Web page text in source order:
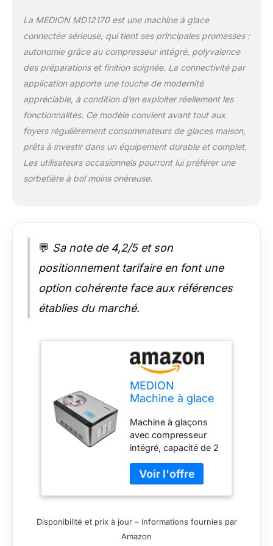
toujours avec
précision la machine
à glaçons et ses
modes de
fonctionnement.
Comprend : Machine
à glaçons MD18883,
cuillère à glace,
gobelet doseur
La MEDION MD12170 est une machine à glace
connectée sérieuse, qui tient ses principales promesses :
autonomie grâce au compresseur intégré, polyvalence
des préparations et finition soignée. La connectivité par
application apporte une touche de modernité
appréciable, à condition d’en exploiter réellement les
fonctionnalités. Ce modèle convient avant tout aux
foyers régulièrement consommateurs de glaces maison,
prêts à investir dans un équipement durable et complet.
Les utilisateurs occasionnels pourront lui préférer une
sorbetière à bol moins onéreuse.
💬 Sa note de 4,2/5 et son
positionnement tarifaire en font une
option cohérente face aux références
établies du marché.
MEDION
Machine à glace
réfrigérante
avec
compresseur (2
litres de glace,
convient pour
les crèmes
glacées, les
yaourt glacé, 180
watts, écran,
Machine à glaçons
avec compresseur
intégré, capacité de 2
aluminium, plage de
température de -18°C
et -35°C, et panneau
à capteurs Capacité
de 2 litres : le grand
Disponibilité et prix à jour – informations fournies par
Amazon